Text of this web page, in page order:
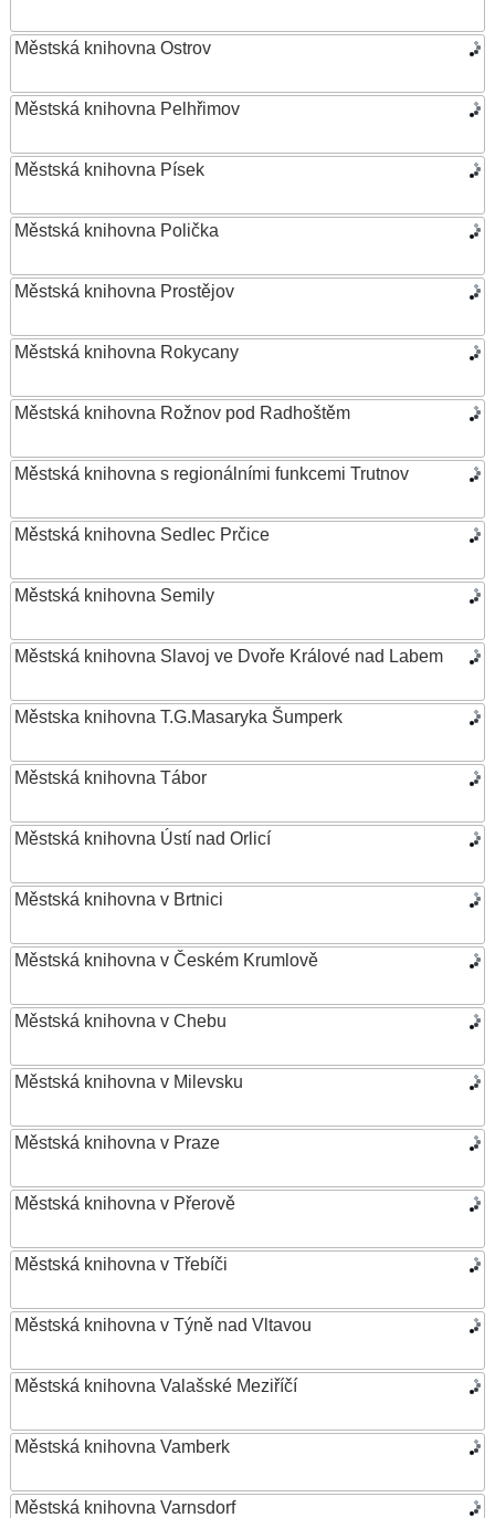
Městská knihovna Ostrov
Městská knihovna Pelhřimov
Městská knihovna Písek
Městská knihovna Polička
Městská knihovna Prostějov
Městská knihovna Rokycany
Městská knihovna Rožnov pod Radhoštěm
Městská knihovna s regionálními funkcemi Trutnov
Městská knihovna Sedlec Prčice
Městská knihovna Semily
Městská knihovna Slavoj ve Dvoře Králové nad Labem
Městska knihovna T.G.Masaryka Šumperk
Městská knihovna Tábor
Městská knihovna Ústí nad Orlicí
Městská knihovna v Brtnici
Městská knihovna v Českém Krumlově
Městská knihovna v Chebu
Městská knihovna v Milevsku
Městská knihovna v Praze
Městská knihovna v Přerově
Městská knihovna v Třebíči
Městská knihovna v Týně nad Vltavou
Městská knihovna Valašské Meziříčí
Městská knihovna Vamberk
Městská knihovna Varnsdorf